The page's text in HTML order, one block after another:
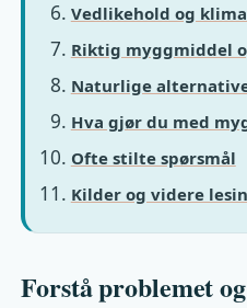
Vedlikehold og
Riktig myggmiddel
Naturlige
Hva gjør du med
Ofte stilte spørsmål
Kilder og videre
Forstå problemet